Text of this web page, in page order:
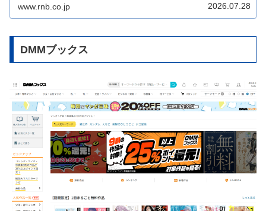
www.rnb.co.jp 2026.07.28
DMMブックス